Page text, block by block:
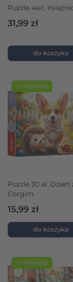
Puzzle 4w1,
31,99 zł
do koszyka
☆ Nowość
Puzzle 30 el. Dzień
Corgim
15,99 zł
do koszyka
☆ Nowość